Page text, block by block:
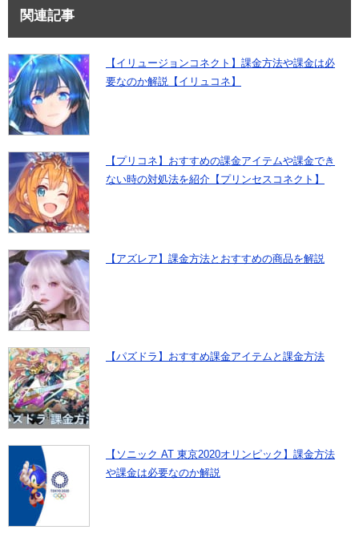
関連記事
【イリュージョンコネクト】課金方法や課金は必
要なのか解説【イリュコネ】
【プリコネ】おすすめの課金アイテムや課金でき
ない時の対処法を紹介【プリンセスコネクト】
【アズレア】課金方法とおすすめの商品を解説
【パズドラ】おすすめ課金アイテムと課金方法
【ソニック AT 東京2020オリンピック】課金方法
や課金は必要なのか解説